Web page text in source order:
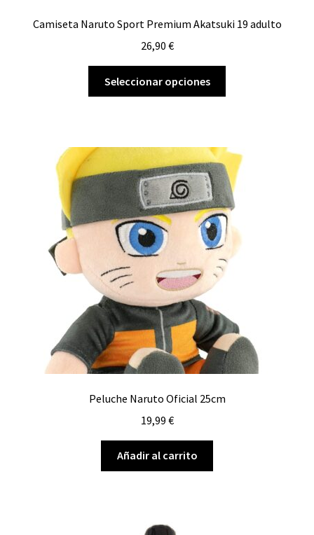
Camiseta Naruto Sport Premium Akatsuki 19 adulto
26,90 €
Seleccionar opciones
Las
opciones
se
pueden
elegir
en
la
producto
Peluche Naruto Oficial 25cm
19,99 €
Añadir al carrito